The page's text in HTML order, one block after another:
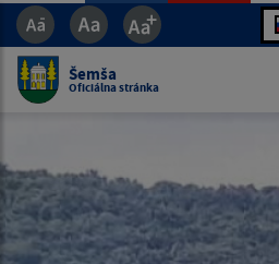
Šemša
Oficiálna stránka